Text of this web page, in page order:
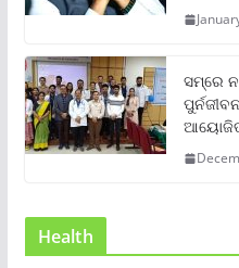
ସମ୍‌ରେ
Health